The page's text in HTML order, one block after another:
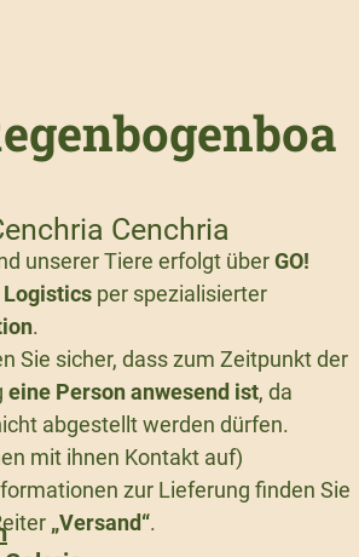
Cenchria
unserer Tiere erfolgt überGO!
Logistics per spezialisierter
.
Sie sicher, dass zum Zeitpunkt der
eine Person anwesend ist, da
abgestellt werden dürfen.
mit ihnen Kontakt auf)
zur Lieferung finden Sie
„Versand“.